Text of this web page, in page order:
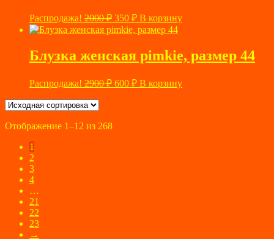
Распродажа! 2000₽ Первоначальная
цена
составляла
350 ₽Текущая
цена:
В корзину
Блузка женская pimkie, размер 44
Распродажа! 2900₽ Первоначальная
600 ₽Текущая
цена:
В корзину
Отображение 1–12 из 268
1
2
3
4
…
21
22
23
→